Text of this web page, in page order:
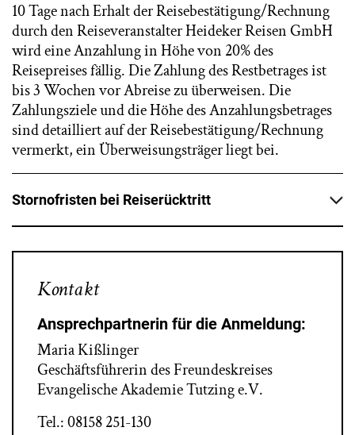
10 Tage nach Erhalt der Reisebestätigung/Rechnung
durch den Reiseveranstalter Heideker Reisen GmbH
wird eine Anzahlung in Höhe von 20% des
Reisepreises fällig. Die Zahlung des Restbetrages ist
bis 3 Wochen vor Abreise zu überweisen. Die
Zahlungsziele und die Höhe des Anzahlungsbetrages
sind detailliert auf der Reisebestätigung/Rechnung
vermerkt, ein Überweisungsträger liegt bei.
Stornofristen bei Reiserücktritt
Rücktritt ist der Reisende verpflichtet, grundsätzlich
Gesamtreisepreis je nach Reiseart und
Rücktrittszeitpunkt zu zahlen:
– bis zum 45. Tag vor Reisantritt 0% des
Gesamtreisepreises (17. Februar 2022)
– ab 44. bis 30. Tag vor Reiseantritt 25%
– ab 14. bis 08. Tag vor Reiseantritt 50%
Kontakt
Ansprechpartnerin für die Anmeldung:
Maria Kißlinger
Geschäftsführerin des Freundeskreises
Evangelische Akademie Tutzing e.V.
Tel.: 08158 251-130